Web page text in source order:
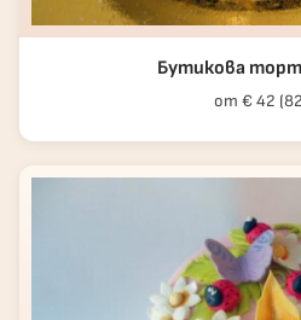
Бутикова
от € 42